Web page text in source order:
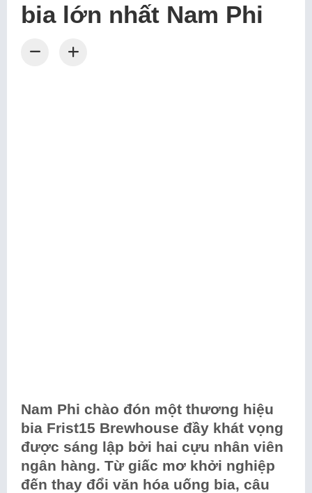
bia lớn nhất Nam Phi
Nam Phi chào đón một thương hiệu
bia Frist15 Brewhouse đầy khát vọng
được sáng lập bởi hai cựu nhân viên
ngân hàng. Từ giấc mơ khởi nghiệp
đến thay đổi văn hóa uống bia, câu